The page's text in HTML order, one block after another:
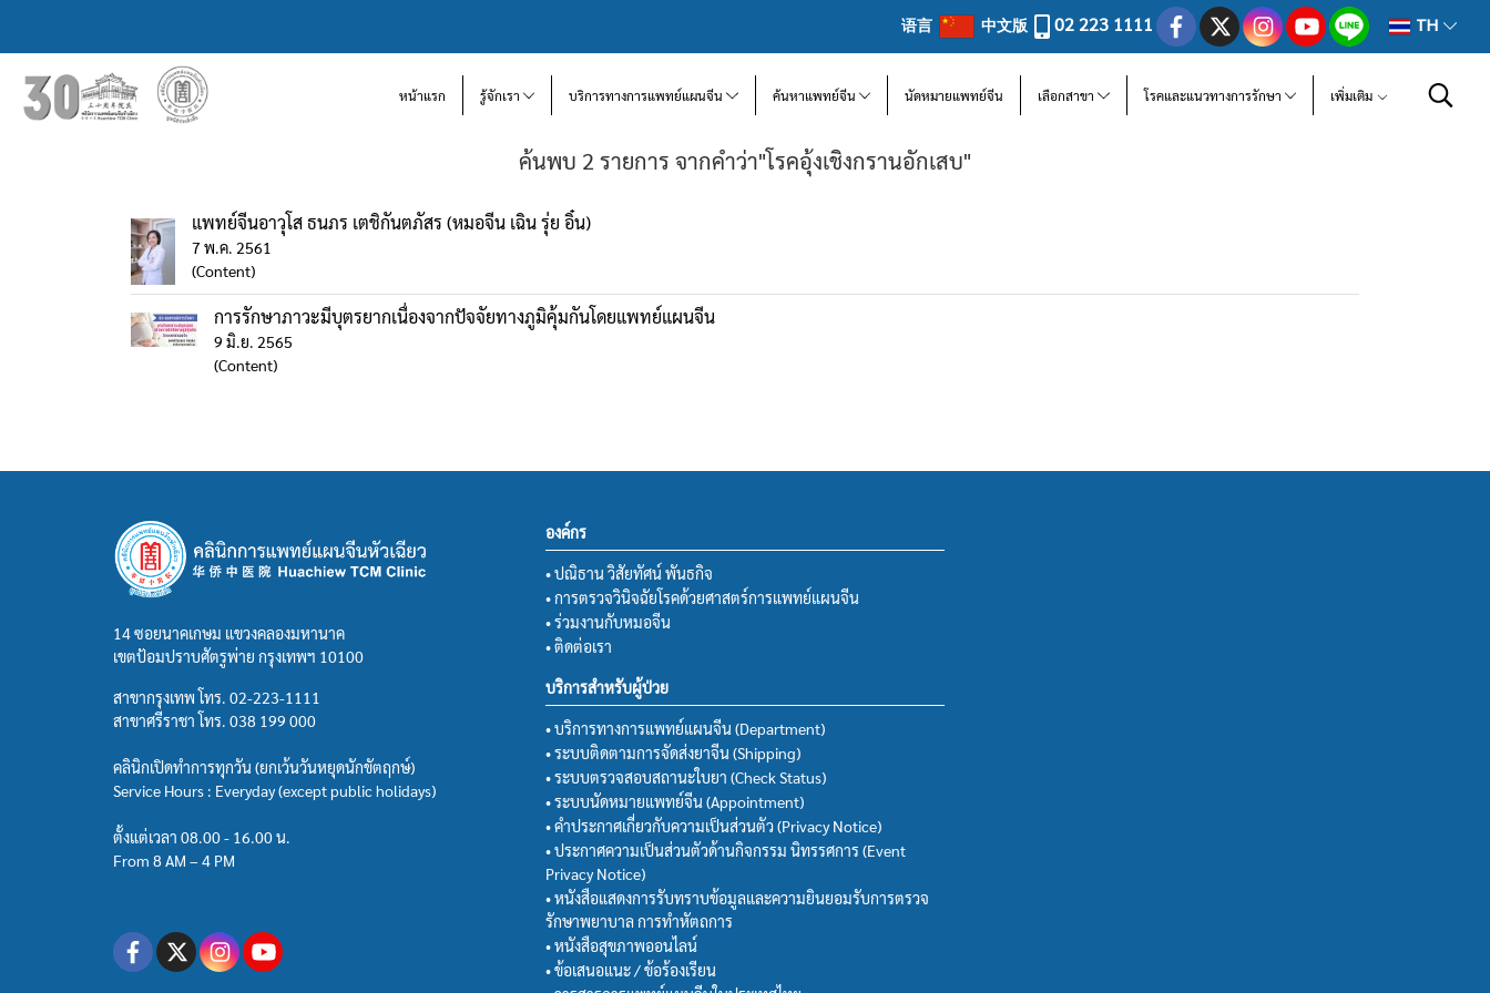
语言 中文版 02 223 1111 TH
หน้าแรก รู้จักเรา บริการทางการแพทย์แผนจีน ค้นหาแพทย์จีน นัดหมายแพทย์จีน เลือกสาขา โรคและแนวทางการรักษา เพิ่มเติม
ค้นพบ 2 รายการ จากคำว่า"โรคอุ้งเชิงกรานอักเสบ"
แพทย์จีนอาวุโส ธนภร เตชิกันตภัสร (หมอจีน เฉิน รุ่ย อิ๋น)
7 พ.ค. 2561
(Content)
การรักษาภาวะมีบุตรยากเนื่องจากปัจจัยทางภูมิคุ้มกันโดยแพทย์แผนจีน
9 มิ.ย. 2565
(Content)
14 ซอยนาคเกษม แขวงคลองมหานาค
เขตป้อมปราบศัตรูพ่าย กรุงเทพฯ 10100
สาขากรุงเทพ โทร. 02-223-1111
สาขาศรีราชา โทร. 038 199 000
คลินิกเปิดทำการทุกวัน (ยกเว้นวันหยุดนักขัตฤกษ์)
Service Hours : Everyday (except public holidays)
ตั้งแต่เวลา 08.00 - 16.00 น.
From 8 AM – 4 PM
องค์กร
• ปณิธาน วิสัยทัศน์ พันธกิจ
• การตรวจวินิจฉัยโรคด้วยศาสตร์การแพทย์แผนจีน
• ร่วมงานกับหมอจีน
• ติดต่อเรา
บริการสำหรับผู้ป่วย
• บริการทางการแพทย์แผนจีน (Department)
• ระบบติดตามการจัดส่งยาจีน (Shipping)
• ระบบตรวจสอบสถานะใบยา (Check Status)
• ระบบนัดหมายแพทย์จีน (Appointment)
• คำประกาศเกี่ยวกับความเป็นส่วนตัว (Privacy Notice)
• ประกาศความเป็นส่วนตัวด้านกิจกรรม นิทรรศการ (Event
Privacy Notice)
• หนังสือแสดงการรับทราบข้อมูลและความยินยอมรับการตรวจ
รักษาพยาบาล การทำหัตถการ
• หนังสือสุขภาพออนไลน์
• ข้อเสนอแนะ / ข้อร้องเรียน